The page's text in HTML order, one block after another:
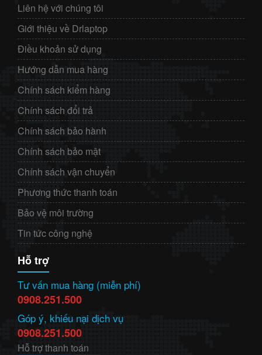
Liên hệ với chúng tôi
Giới thiệu về Drlaptop
Điều khoản sử dụng
Hướng dẫn mua hàng
Chính sách kiểm hàng
Chính sách đổi trả
Chính sách bảo hành
Chính sách bảo mật
Chính sách vận chuyển
Phương thức thanh toán
Bảo vệ môi trường
Tin tức công nghệ
Hỗ trợ
Tư vấn mua hàng (miễn phí)
0908.251.500
Góp ý, khiếu nại dịch vụ
0908.251.500
Hỗ trợ thanh toán